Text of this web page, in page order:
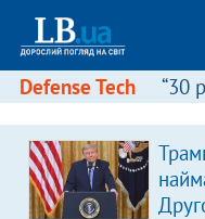
Defense Tech “30